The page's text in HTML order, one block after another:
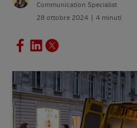
Communication Specialist
28 ottobre 2024
4 minuti